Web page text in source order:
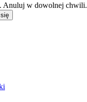
Anuluj w dowolnej chwili.